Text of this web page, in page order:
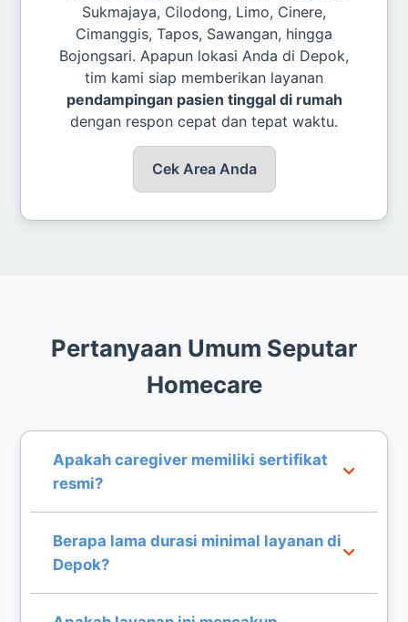
Sukmajaya, Cilodong, Limo, Cinere,
Cimanggis, Tapos, Sawangan, hingga
Bojongsari. Apapun lokasi Anda di Depok,
tim kami siap memberikan layanan
pendampingan pasien tinggal di rumah
dengan respon cepat dan tepat waktu.
Cek Area Anda
Pertanyaan Umum Seputar
Homecare
Apakah caregiver memiliki sertifikat
resmi?
Ya, seluruh caregiver kami memiliki sertifikasi
resmi dan telah melalui pelatihan medis dasar
untuk menangani lansia dengan aman.
Berapa lama durasi minimal layanan di
Depok?
Kami menyediakan opsi harian, mingguan,